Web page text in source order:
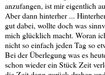
anzufangen, ist mir eigentlich
Aber dann hinterher ...
gut dabei, wollte doch was
mich glücklich macht. Woran
nicht so einfach jeden Tag so
Bei der Überlegung was es
schon wieder ein Stück Zeit